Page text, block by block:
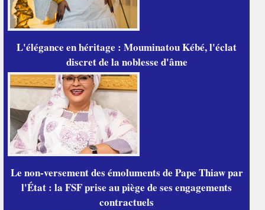
L'élégance en héritage : Mouminatou Kébé, l'éclat
discret de la noblesse d'âme
Le non-versement des émoluments de Pape Thiaw par
l'État : la FSF prise au piège de ses engagements
contractuels